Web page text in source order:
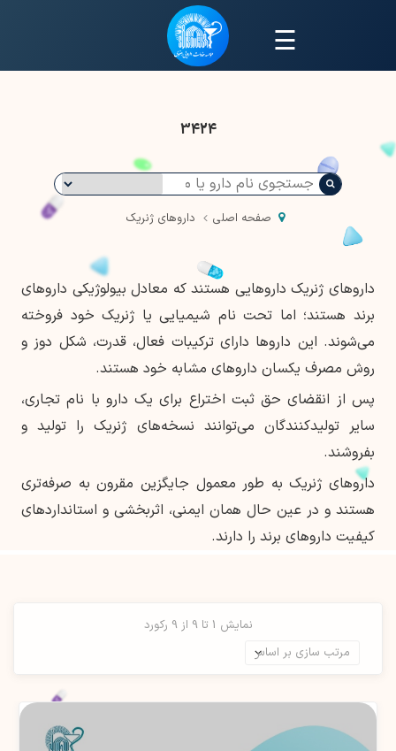
☰
3424
صفحه اصلی داروهای ژنریک
داروهای ژنریک داروهایی هستند که معادل بیولوژیکی داروهای
برند هستند؛ اما تحت نام شیمیایی یا ژنریک خود فروخته
می‌شوند. این داروها دارای ترکیبات فعال، قدرت، شکل دوز و
روش مصرف یکسان داروهای مشابه خود هستند.
پس از انقضای حق ثبت اختراع برای یک دارو با نام تجاری،
سایر تولیدکنندگان می‌توانند نسخه‌های ژنریک را تولید و
بفروشند.
داروهای ژنریک به طور معمول جایگزین مقرون به صرفه‌تری
هستند و در عین حال همان ایمنی، اثربخشی و استانداردهای
کیفیت داروهای برند را دارند.
نمایش 1 تا 9 از 9 رکورد